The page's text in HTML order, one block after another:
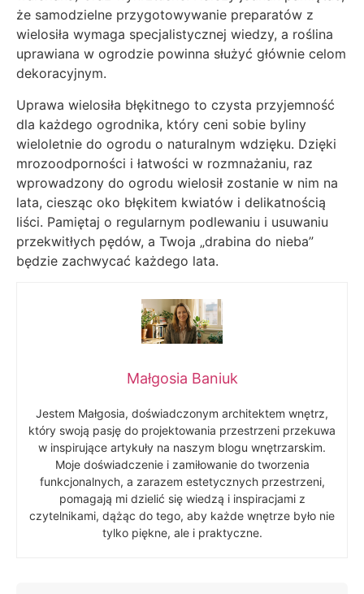
że samodzielne przygotowywanie preparatów z
wielosiła wymaga specjalistycznej wiedzy, a roślina
uprawiana w ogrodzie powinna służyć głównie celom
dekoracyjnym.
Uprawa wielosiła błękitnego to czysta przyjemność
dla każdego ogrodnika, który ceni sobie byliny
wieloletnie do ogrodu o naturalnym wdzięku. Dzięki
mrozoodporności i łatwości w rozmnażaniu, raz
wprowadzony do ogrodu wielosił zostanie w nim na
lata, ciesząc oko błękitem kwiatów i delikatnością
liści. Pamiętaj o regularnym podlewaniu i usuwaniu
przekwitłych pędów, a Twoja „drabina do nieba”
będzie zachwycać każdego lata.
Małgosia Baniuk
Jestem Małgosia, doświadczonym architektem wnętrz,
który swoją pasję do projektowania przestrzeni przekuwa
w inspirujące artykuły na naszym blogu wnętrzarskim.
Moje doświadczenie i zamiłowanie do tworzenia
funkcjonalnych, a zarazem estetycznych przestrzeni,
pomagają mi dzielić się wiedzą i inspiracjami z
czytelnikami, dążąc do tego, aby każde wnętrze było nie
tylko piękne, ale i praktyczne.